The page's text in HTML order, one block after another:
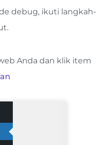
debug, ikuti langkah-
Anda dan klik item